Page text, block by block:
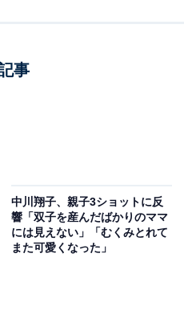
事
中川翔子、親子3ショットに反
響「双子を産んだばかりのママ
には見えない」「むくみとれて
また可愛くなった」